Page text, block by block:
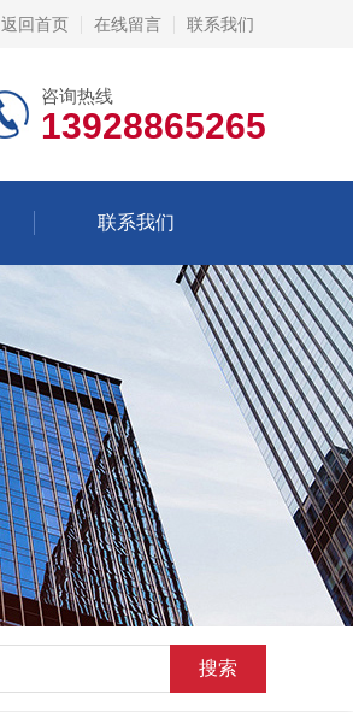
返回首页 在线留言 联系我们
咨询热线
13928865265
联系我们